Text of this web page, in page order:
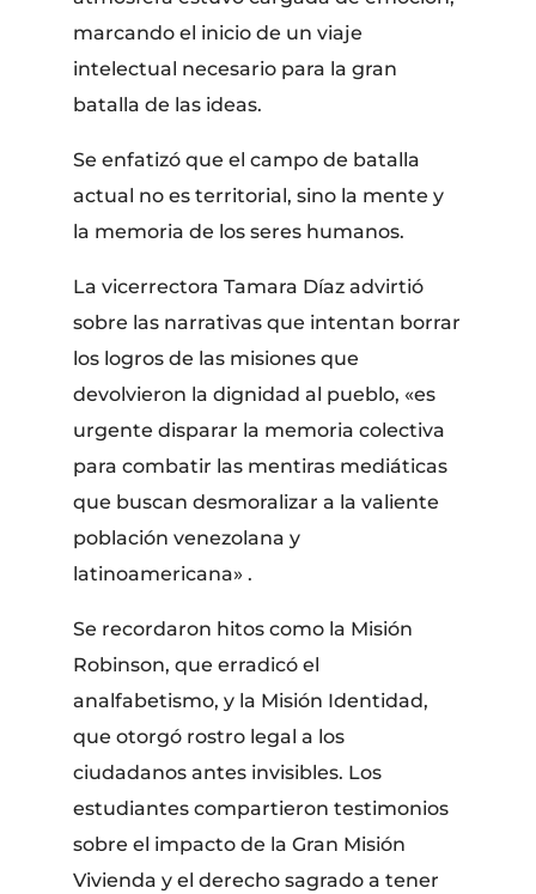
marcando el inicio de un viaje
intelectual necesario para la gran
batalla de las ideas.
Se enfatizó que el campo de batalla
actual no es territorial, sino la mente y
la memoria de los seres humanos.
La vicerrectora Tamara Díaz advirtió
sobre las narrativas que intentan borrar
los logros de las misiones que
devolvieron la dignidad al pueblo, «es
urgente disparar la memoria colectiva
para combatir las mentiras mediáticas
que buscan desmoralizar a la valiente
población venezolana y
latinoamericana» .
Se recordaron hitos como la Misión
Robinson, que erradicó el
analfabetismo, y la Misión Identidad,
que otorgó rostro legal a los
ciudadanos antes invisibles. Los
estudiantes compartieron testimonios
sobre el impacto de la Gran Misión
Vivienda y el derecho sagrado a tener